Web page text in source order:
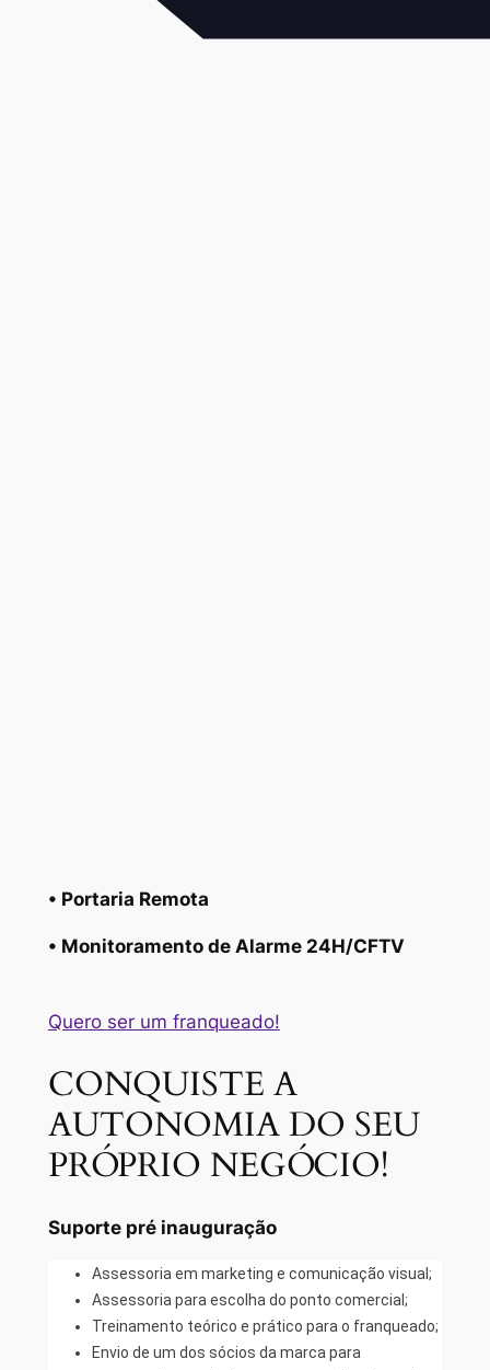
• Portaria Remota
• Monitoramento de Alarme 24H/CFTV
Quero ser um franqueado!
CONQUISTE A
AUTONOMIA DO SEU
PRÓPRIO NEGÓCIO!
Suporte pré inauguração
Assessoria em marketing e comunicação visual;
Assessoria para escolha do ponto comercial;
Treinamento teórico e prático para o franqueado;
Envio de um dos sócios da marca para